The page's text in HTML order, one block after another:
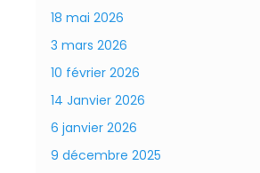
18 mai 2026
3 mars 2026
10 février 2026
14 Janvier 2026
6 janvier 2026
9 décembre 2025